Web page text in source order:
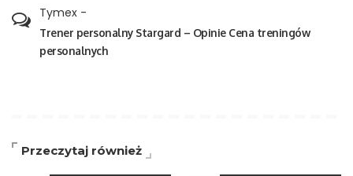
Tymex -
Trener personalny Stargard – Opinie Cena treningów
personalnych
Przeczytaj również